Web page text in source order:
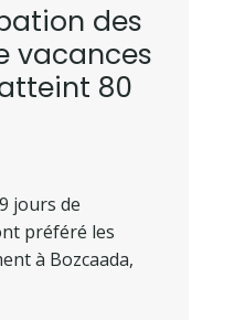
des
vacances
80
jours de
préféré les
à Bozcaada,